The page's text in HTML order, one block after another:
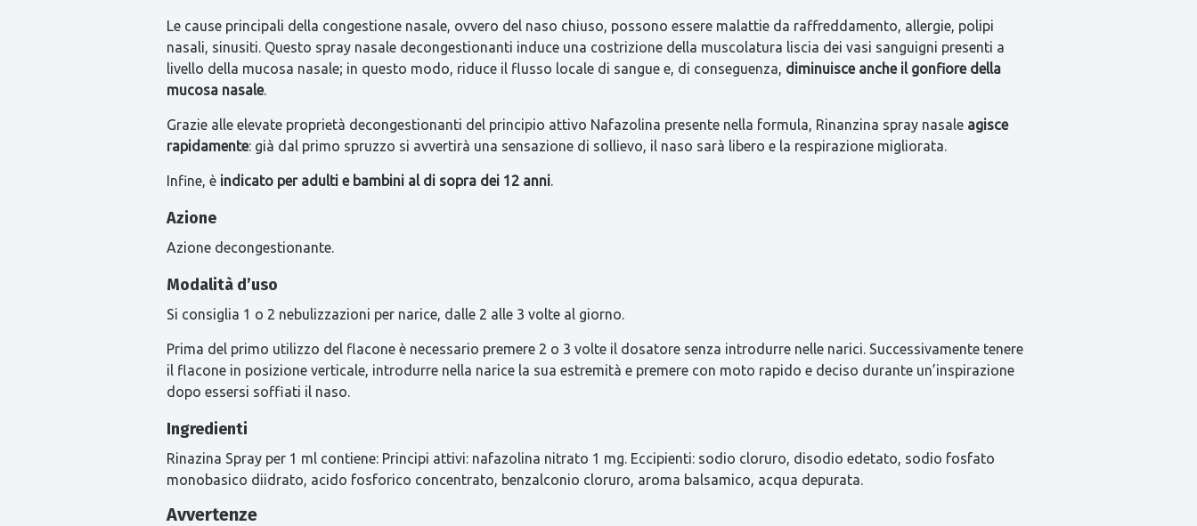
Le cause principali della congestione nasale, ovvero del naso chiuso, possono essere malattie da raffreddamento, allergie, polipi
nasali, sinusiti. Questo spray nasale decongestionanti induce una costrizione della muscolatura liscia dei vasi sanguigni presenti a
livello della mucosa nasale; in questo modo, riduce il flusso locale di sangue e, di conseguenza, diminuisce anche il gonfiore della
mucosa nasale.
Grazie alle elevate proprietà decongestionanti del principio attivo Nafazolina presente nella formula, Rinanzina spray nasale agisce
rapidamente: già dal primo spruzzo si avvertirà una sensazione di sollievo, il naso sarà libero e la respirazione migliorata.
Infine, è indicato per adulti e bambini al di sopra dei 12 anni.
Azione
Azione decongestionante.
Modalità d’uso
Si consiglia 1 o 2 nebulizzazioni per narice, dalle 2 alle 3 volte al giorno.
Prima del primo utilizzo del flacone è necessario premere 2 o 3 volte il dosatore senza introdurre nelle narici. Successivamente tenere
il flacone in posizione verticale, introdurre nella narice la sua estremità e premere con moto rapido e deciso durante un’inspirazione
dopo essersi soffiati il naso.
Ingredienti
Rinazina Spray per 1 ml contiene: Principi attivi: nafazolina nitrato 1 mg. Eccipienti: sodio cloruro, disodio edetato, sodio fosfato
monobasico diidrato, acido fosforico concentrato, benzalconio cloruro, aroma balsamico, acqua depurata.
Avvertenze